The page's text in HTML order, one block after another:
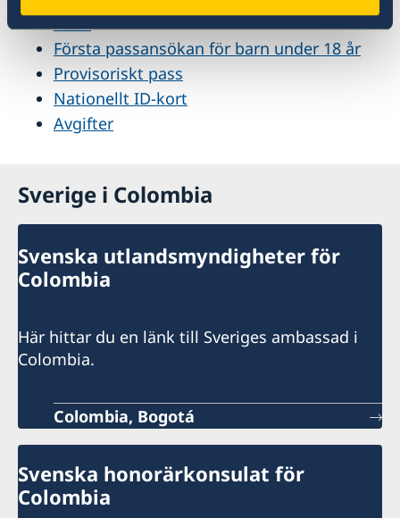
18 år
Första passansökan för barn under 18 år
Provisoriskt pass
Nationellt ID-kort
Avgifter
Sverige i Colombia
Svenska utlandsmyndigheter för
Colombia
Här hittar du en länk till Sveriges ambassad i
Colombia.
Colombia, Bogotá
Svenska honorärkonsulat för
Colombia